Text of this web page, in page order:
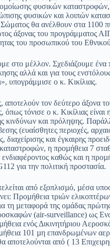
φυσικών
φυσικών και λοιπών
θα ανέλθουν στα 1100
άξονας του προγράμματος
του προσωπικού του
στο μέλλον. Σχεδιάζουμε ένα
αλλά και για τους
υπογράμμισε ο κ. Κικίλιας.
τον δεύτερο άξονα
όπως τόνισε ο κ. Κικίλιας
και πρόληψης.
(ευαίσθητες περιοχές,
και έγκαιρης
η προµήθεια 7
καθώς και η
για την πολιτική προστασία.
από εξοπλισµό, µέσα
Προµήθεια τριών
µεταφορά της οµάδας
(air-surveillance) ως
ενός Δικινητήριου
101 µη επανδρωµένων
αποτελούνται από ( 13